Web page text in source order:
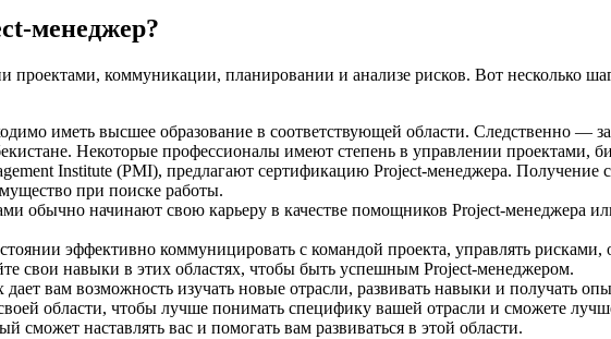
менеджер?
коммуникации, планировании и анализе рисков. Вот несколько
иметь высшее образование в соответствующей области. Следственно —
Некоторые профессионалы имеют степень в управлении проектами,
Institute (PMI), предлагают сертификацию Project-менеджера. Получение
при поиске работы.
обычно начинают свою карьеру в качестве помощников Project-менеджера
эффективно коммуницировать с командой проекта, управлять рисками,
свои навыки в этих областях, чтобы быть успешным Project-менеджером.
вам возможность изучать новые отрасли, развивать навыки и получать
области, чтобы лучше понимать специфику вашей отрасли и сможете
наставлять вас и помогать вам развиваться в этой области.